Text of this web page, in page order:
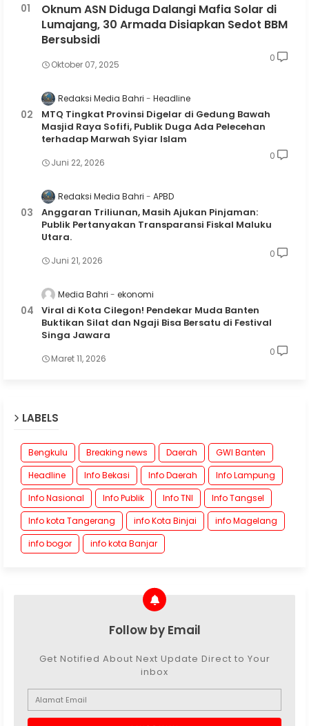
Oknum ASN Diduga Dalangi Mafia Solar di
Lumajang, 30 Armada Disiapkan Sedot BBM
Bersubsidi
Oktober 07, 2025
0
Redaksi Media Bahri Headline
MTQ Tingkat Provinsi Digelar di Gedung Bawah
Masjid Raya Sofifi, Publik Duga Ada Pelecehan
terhadap Marwah Syiar Islam
Juni 22, 2026
0
Redaksi Media Bahri APBD
Anggaran Triliunan, Masih Ajukan Pinjaman:
Publik Pertanyakan Transparansi Fiskal Maluku
Utara.
Juni 21, 2026
0
Media Bahri ekonomi
Viral di Kota Cilegon! Pendekar Muda Banten
Buktikan Silat dan Ngaji Bisa Bersatu di Festival
Singa Jawara
Maret 11, 2026
0
LABELS
Bengkulu Breaking news Daerah
GWI Banten
Headline
Info Bekasi Info Daerah
Info Lampung
Info Nasional
Info Publik Info TNI
Info Tangsel
Info kota Tangerang
info Kota Binjai
info Magelang
info bogor
info kota Banjar
Follow by Email
Get Notified About Next Update Direct to Your
inbox